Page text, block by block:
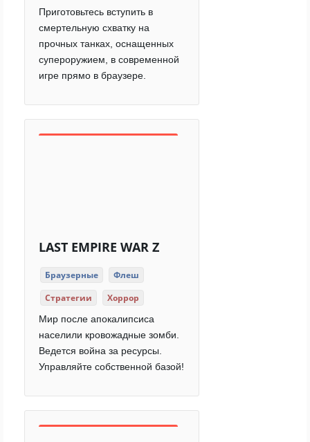
Приготовьтесь вступить в
смертельную схватку на
прочных танках, оснащенных
супероружием, в современной
игре прямо в браузере.
LAST EMPIRE WAR Z
Браузерные
Флеш
Стратегии
Хоррор
Мир после апокалипсиса
населили кровожадные зомби.
Ведется война за ресурсы.
Управляйте собственной базой!